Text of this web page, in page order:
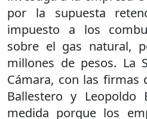
por la supuesta
impuesto a los
sobre el gas natural,
millones de pesos. La
Cámara, con las firmas
Ballestero y Leopoldo
medida porque los